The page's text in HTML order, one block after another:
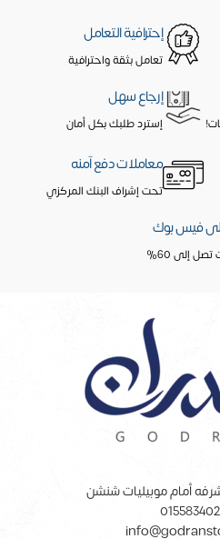
إحترافية التعامل
تعامل بثقة واحترافية
إرجاع سهل
إسترد طلبك بكل أمان
معاملات دفع آمنه
تحت إشراف البنك المركزي
على فيس بوك
إلى 60%
أمام موبيليات شنشن